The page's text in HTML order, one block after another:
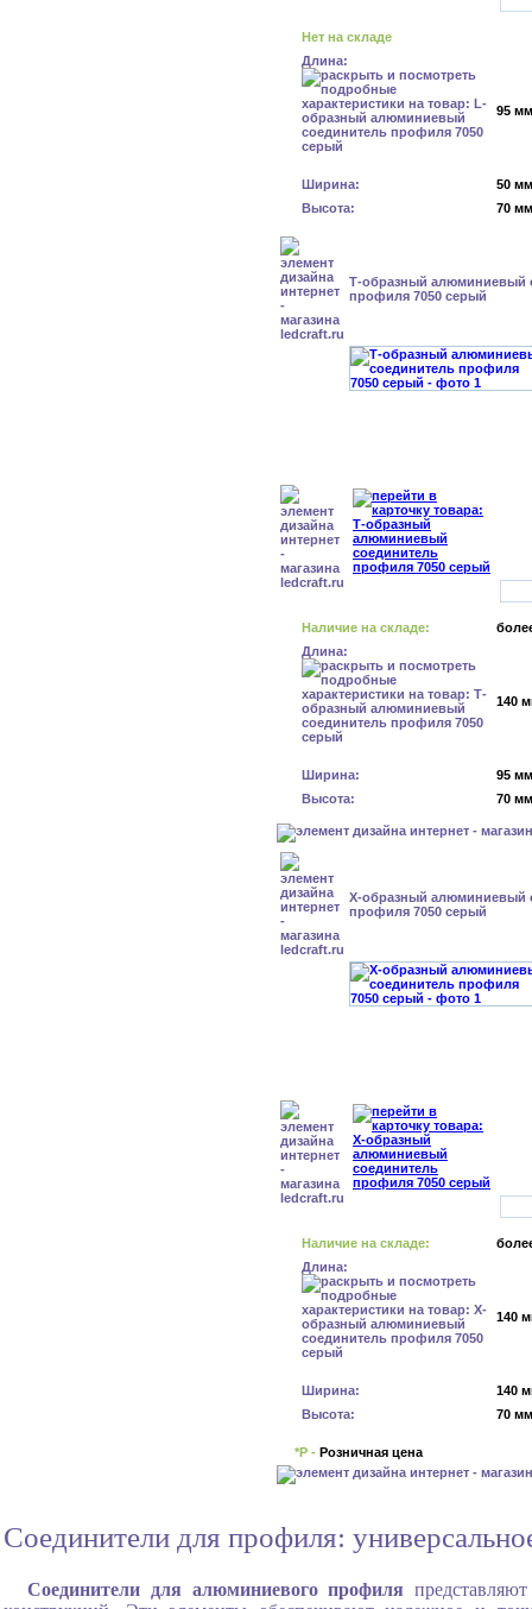
Нет на складе
Длина:
95 мм
Ширина:
50 мм
Высота:
70 мм
Т-образный алюминиевый
профиля 7050 серый
Наличие на складе:
Длина:
140
Ширина:
95 мм
Высота:
70 мм
Х-образный алюминиевый
профиля 7050 серый
Наличие на складе:
Длина:
140
Ширина:
140
Высота:
70 мм
*Р - Розничная цена
Соединители для профиля:
Соединители для алюминиевого профиля